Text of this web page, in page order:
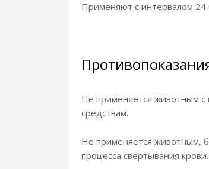
Применяют с интервалом 24
Не применяется животным с
средствам.
Не применяется животным,
процесса свертывания крови.